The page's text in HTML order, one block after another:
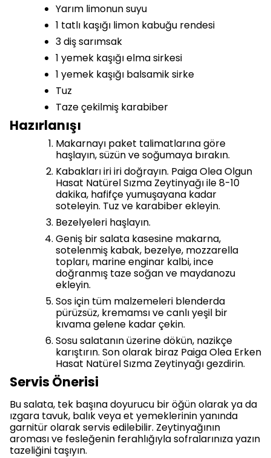
Yarım limonun suyu
1 tatlı kaşığı limon kabuğu rendesi
3 diş sarımsak
1 yemek kaşığı elma sirkesi
1 yemek kaşığı balsamik sirke
Tuz
Taze çekilmiş karabiber
Hazırlanışı
Makarnayı paket talimatlarına göre
haşlayın, süzün ve soğumaya bırakın.
Kabakları iri iri doğrayın. Paiga Olea Olgun
Hasat Natürel Sızma Zeytinyağı ile 8-10
dakika, hafifçe yumuşayana kadar
soteleyin. Tuz ve karabiber ekleyin.
Bezelyeleri haşlayın.
Geniş bir salata kasesine makarna,
sotelenmiş kabak, bezelye, mozzarella
topları, marine enginar kalbi, ince
doğranmış taze soğan ve maydanozu
ekleyin.
Sos için tüm malzemeleri blenderda
pürüzsüz, kremamsı ve canlı yeşil bir
kıvama gelene kadar çekin.
Sosu salatanın üzerine dökün, nazikçe
karıştırın. Son olarak biraz Paiga Olea Erken
Hasat Natürel Sızma Zeytinyağı gezdirin.
Servis Önerisi
Bu salata, tek başına doyurucu bir öğün olarak ya da
ızgara tavuk, balık veya et yemeklerinin yanında
garnitür olarak servis edilebilir. Zeytinyağının
aroması ve fesleğenin ferahlığıyla sofralarınıza yazın
tazeliğini taşıyın.